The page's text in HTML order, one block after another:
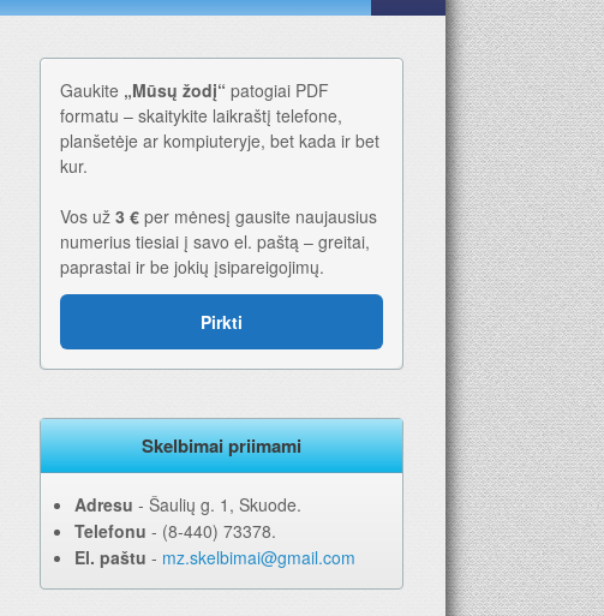
Gaukite „Mūsų žodį“ patogiai PDF
formatu – skaitykite laikraštį telefone,
planšetėje ar kompiuteryje, bet kada ir bet
kur.
Vos už 3 € per mėnesį gausite naujausius
numerius tiesiai į savo el. paštą – greitai,
paprastai ir be jokių įsipareigojimų.
Pirkti
Skelbimai priimami
Adresu ‐ Šaulių g. 1, Skuode.
Telefonu ‐ (8-440) 73378.
El. paštu ‐ mz.skelbimai@gmail.com